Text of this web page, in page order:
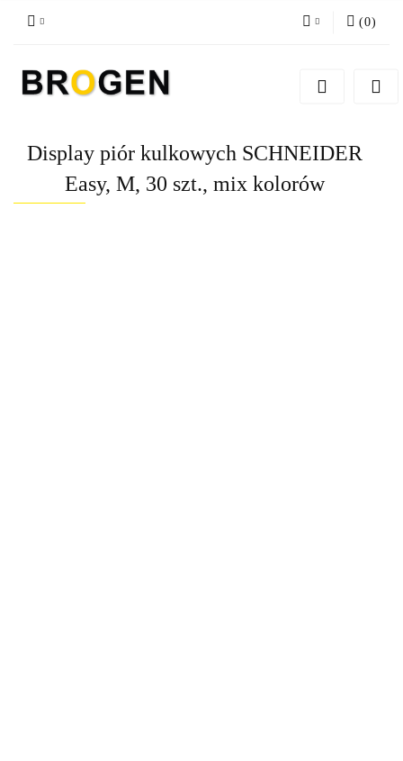
Zarejestruj się
Zgody cookies
(0)
Display piór kulkowych SCHNEIDER
Easy, M, 30 szt., mix kolorów